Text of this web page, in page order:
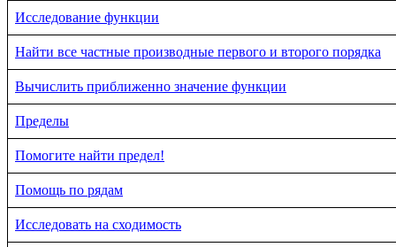
Исследование функции
Найти все частные производные первого и второго порядка
Вычислить приближенно значение функции
Пределы
Помогите найти предел!
Помощь по рядам
Исследовать на сходимость